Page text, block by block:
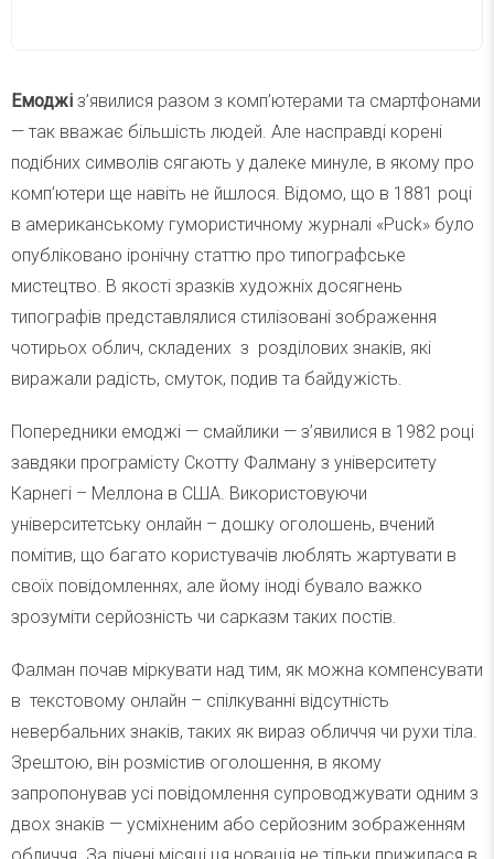
Емоджі з’явилися разом з комп’ютерами та смартфонами
— так вважає більшість людей. Але насправді корені
подібних символів сягають у далеке минуле, в якому про
комп’ютери ще навіть не йшлося. Відомо, що в 1881 році
в американському гумористичному журналі «Puck» було
опубліковано іронічну статтю про типографське
мистецтво. В якості зразків художніх досягнень
типографів представлялися стилізовані зображення
чотирьох облич, складених з розділових знаків, які
виражали радість, смуток, подив та байдужість.
Попередники емоджі — смайлики — з’явилися в 1982 році
завдяки програмісту Скотту Фалману з університету
Карнегі – Меллона в США. Використовуючи
університетську онлайн – дошку оголошень, вчений
помітив, що багато користувачів люблять жартувати в
своїх повідомленнях, але йому іноді бувало важко
зрозуміти серйозність чи сарказм таких постів.
Фалман почав міркувати над тим, як можна компенсувати
в текстовому онлайн – спілкуванні відсутність
невербальних знаків, таких як вираз обличчя чи рухи тіла.
Зрештою, він розмістив оголошення, в якому
запропонував усі повідомлення супроводжувати одним з
двох знаків — усміхненим або серйозним зображенням